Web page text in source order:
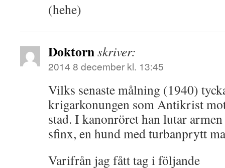
(hehe)
Doktornskriver:
2014 8 december kl. 13:45
Vilks senaste målning (1940)
krigarkonungen som Antikrist
stad. I kanonröret han lutar
sfinx, en hund med turbanprytt
Varifrån jag fått tag i följande